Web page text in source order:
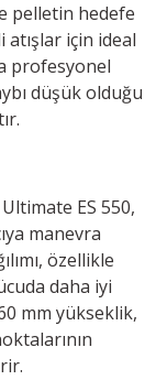
pelletin hedefe
atışlar için ideal
profesyonel
düşük olduğu
ES 550,
manevra
özellikle
daha iyi
mm yükseklik,